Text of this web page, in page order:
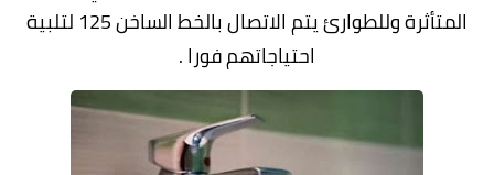
المتأثرة وللطوارئ يتم الاتصال بالخط الساخن 125 لتلبية
احتياجاتهم فورا .